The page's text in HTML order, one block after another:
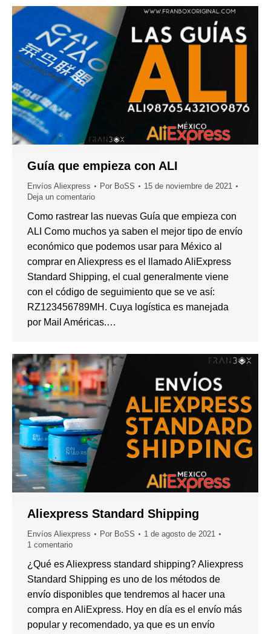
Guía que empieza con ALI
Envíos Aliexpress Por BoSS
15 de noviembre de 2021
Deja un comentario
Como rastrear las nuevas Guía que empieza con
ALI Como muchos ya saben el mejor tipo de envío
económico que podemos usar para México al
comprar en Aliexpress es el llamado AliExpress
Standard Shipping, el cual generalmente viene
con el código de seguimiento que se ve así:
RZ123456789MH. Cuya logística es manejada
por Mail Américas.…
Aliexpress Standard Shipping
Envíos Aliexpress Por BoSS
1 de agosto de 2021
1 comentario
¿Qué es Aliexpress standard shipping? Aliexpress
Standard Shipping es uno de los métodos de
envío disponibles que tendremos al hacer una
compra en AliExpress. Hoy en día es el envío más
popular y recomendado, ya que es un envío